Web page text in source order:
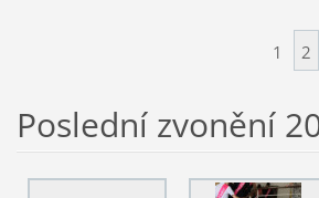
1 2
Poslední zvonění